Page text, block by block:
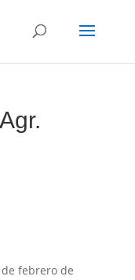
febrero de